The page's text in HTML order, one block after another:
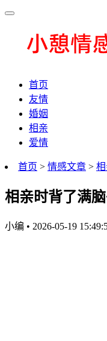
首页
友情
婚姻
相亲
爱情
首页 > 情感文章 >
相亲时背了满
小编 • 2026-05-19